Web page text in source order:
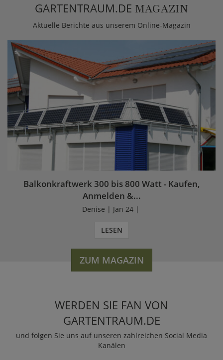
GARTENTRAUM.DE MAGAZIN
Aktuelle Berichte aus unserem Online-Magazin
Balkonkraftwerk 300 bis 800 Watt - Kaufen,
Anmelden &...
Denise | Jan 24 |
LESEN
ZUM MAGAZIN
WERDEN SIE FAN VON
GARTENTRAUM.DE
und folgen Sie uns auf unseren zahlreichen Social Media
Kanälen